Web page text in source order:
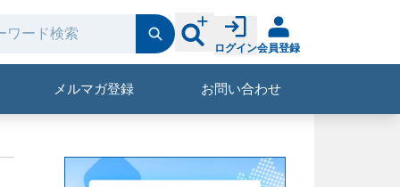
ログイン会員登録
メルマガ登録 お問い合わせ